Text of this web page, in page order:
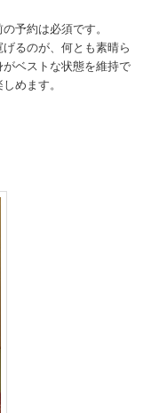
予約は必須です。
るのが、何とも素晴ら
ベストな状態を維持で
めます。